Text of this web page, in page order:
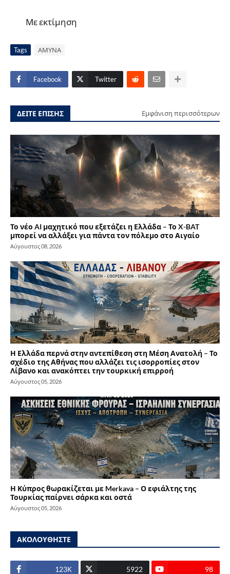
Με εκτίμηση
Tags ΑΜΥΝΑ
Facebook Twitter
ΔΕΙΤΕ ΕΠΙΣΗΣ Εμφάνιση περισσότερων
Το νέο AI μαχητικό που εξετάζει η Ελλάδα – Το X-BAT
μπορεί να αλλάξει για πάντα τον πόλεμο στο Αιγαίο
Αύγουστος 08, 2026
Η Ελλάδα περνά στην αντεπίθεση στη Μέση Ανατολή – Το
σχέδιο της Αθήνας που αλλάζει τις ισορροπίες στον
Λίβανο και ανακόπτει την τουρκική επιρροή
Αύγουστος 05, 2026
Η Κύπρος θωρακίζεται με Merkava – Ο εφιάλτης της
Τουρκίας παίρνει σάρκα και οστά
Αύγουστος 05, 2026
ΑΚΟΛΟΥΘΗΣΤΕ
123Κ 5922 98